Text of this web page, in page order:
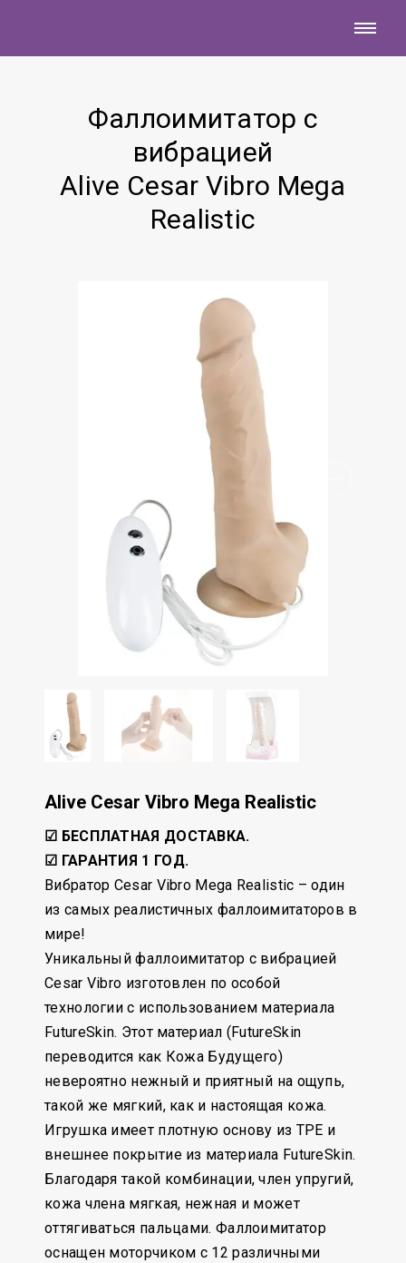
Фаллоимитатор с
вибрацией
Alive Cesar Vibro Mega
Realistic
Alive Cesar Vibro Mega Realistic
☑ БЕСПЛАТНАЯ ДОСТАВКА.
☑ ГАРАНТИЯ 1 ГОД.
Вибратор Cesar Vibro Mega Realistic – один
из самых реалистичных фаллоимитаторов в
мире!
Уникальный фаллоимитатор с вибрацией
Cesar Vibro изготовлен по особой
технологии с использованием материала
FutureSkin. Этот материал (FutureSkin
переводится как Кожа Будущего)
невероятно нежный и приятный на ощупь,
такой же мягкий, как и настоящая кожа.
Игрушка имеет плотную основу из TPE и
внешнее покрытие из материала FutureSkin.
Благодаря такой комбинации, член упругий,
кожа члена мягкая, нежная и может
оттягиваться пальцами. Фаллоимитатор
оснащен моторчиком с 12 различными